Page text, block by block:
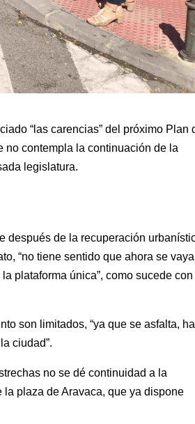
“las carencias” del próximo Plan
no contempla la continuación de la
legislatura.
después de la recuperación
“no tiene sentido que ahora se
plataforma única”, como sucede con
son limitados, “ya que se asfalta,
ciudad”.
no se dé continuidad a la
plaza de Aravaca, que ya dispone